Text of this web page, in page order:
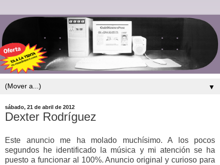
▼
sábado, 21 de abril de 2012
Dexter Rodríguez
Este anuncio me ha molado muchísimo. A los pocos
segundos he identificado la música y mi atención se ha
puesto a funcionar al 100%. Anuncio original y curioso para